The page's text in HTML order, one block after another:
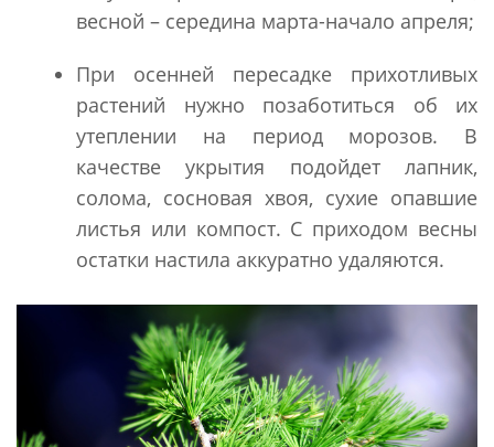
весной – середина марта-начало апреля;
При осенней пересадке прихотливых
растений нужно позаботиться об их
утеплении на период морозов. В
качестве укрытия подойдет лапник,
солома, сосновая хвоя, сухие опавшие
листья или компост. С приходом весны
остатки настила аккуратно удаляются.